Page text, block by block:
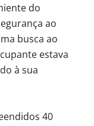
do
ao
busca ao
estava
à sua
40